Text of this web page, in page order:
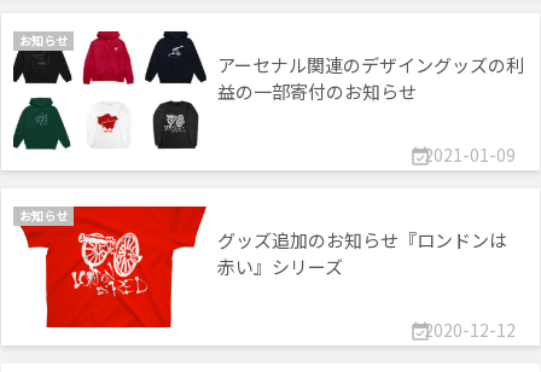
2021-01-09
お知らせ
アーセナル関連のデザイングッズの利
益の一部寄付のお知らせ
2020-12-12
お知らせ
グッズ追加のお知らせ『ロンドンは
赤い』シリーズ